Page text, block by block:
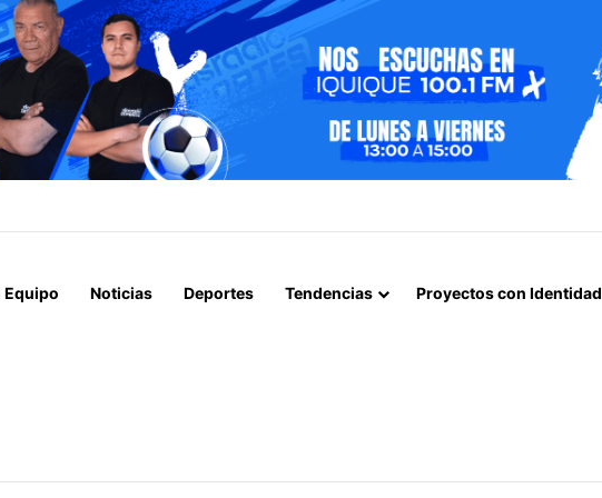
DE REMOCIÓN DE PAVIMENTO EN AVENIDA ARTURO PRAT
Equipo Noticias Deportes Tendencias Proyectos con Identidad